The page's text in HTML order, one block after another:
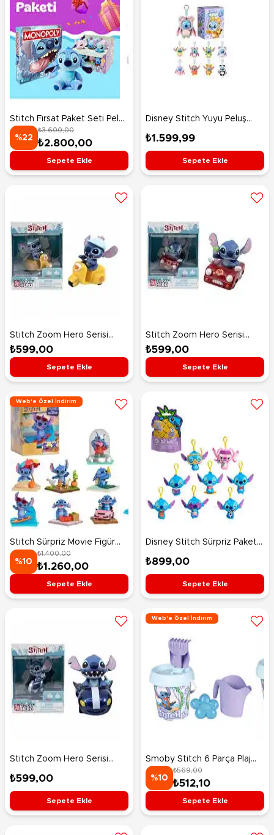
Stitch Fırsat Paket Seti Peluş
Sürpriz Paket ve Monopoly
Oyun Seti
%22
₺3.600,00
₺2.800,00
Sepete Ekle
Disney Stitch Yuyu Peluş
Anahtarlık Sürpriz Paket
₺1.599,99
Sepete Ekle
Stitch Zoom Hero Serisi
Figür 2
₺599,00
Sepete Ekle
Stitch Zoom Hero Serisi
Figür 3
₺599,00
Sepete Ekle
Web'e Özel İndirim
Stitch Sürpriz Movie Figür
Paketi 46109
%10
₺1.400,00
₺1.260,00
Sepete Ekle
Disney Stitch Sürpriz Paket
Klipsli Peluş Anahtarlık 11367
₺899,00
Sepete Ekle
Stitch Zoom Hero Serisi
₺599,00
Sepete Ekle
Web'e Özel İndirim
Smoby Stitch 6 Parça Plaj
Seti
%10
₺569,00
₺512,10
Sepete Ekle